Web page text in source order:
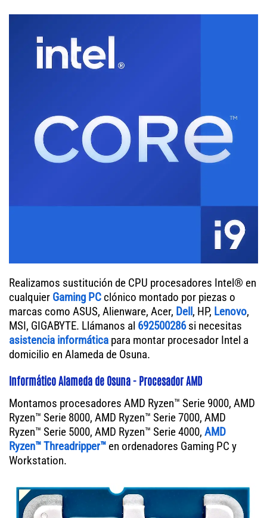
Realizamos sustitución de CPU procesadores Intel® en
cualquier Gaming PC clónico montado por piezas o
marcas como ASUS, Alienware, Acer, Dell, HP, Lenovo,
MSI, GIGABYTE. Llámanos al 692500286si necesitas
asistencia informática para montar procesador Intel a
domicilio en Alameda de Osuna.
Informático Alameda de Osuna - Procesador AMD
Montamos procesadores AMD Ryzen™ Serie 9000, AMD
Ryzen™ Serie 8000, AMD Ryzen™ Serie 7000, AMD
Ryzen™ Serie 5000, AMD Ryzen™ Serie 4000, AMD
Ryzen™ Threadripper™ en ordenadores Gaming PC y
Workstation.